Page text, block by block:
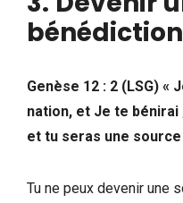
bénédiction
Genèse 12 : 2 (LSG) «
nation, et Je te
et tu seras une
Tu ne peux devenir une